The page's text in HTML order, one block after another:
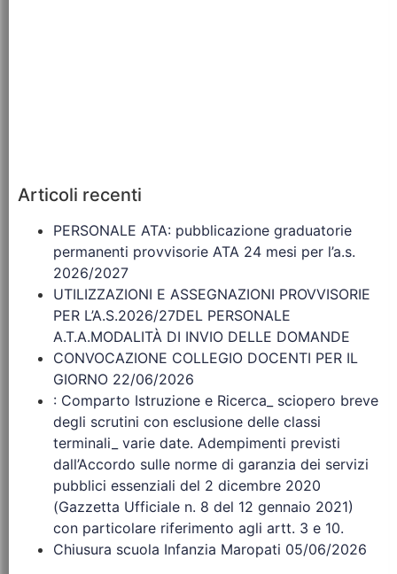
Articoli recenti
PERSONALE ATA: pubblicazione graduatorie
permanenti provvisorie ATA 24 mesi per l’a.s.
2026/2027
UTILIZZAZIONI E ASSEGNAZIONI PROVVISORIE
PER L’A.S.2026/27DEL PERSONALE
A.T.A.MODALITÀ DI INVIO DELLE DOMANDE
CONVOCAZIONE COLLEGIO DOCENTI PER IL
GIORNO 22/06/2026
: Comparto Istruzione e Ricerca_ sciopero breve
degli scrutini con esclusione delle classi
terminali_ varie date. Adempimenti previsti
dall’Accordo sulle norme di garanzia dei servizi
pubblici essenziali del 2 dicembre 2020
(Gazzetta Ufficiale n. 8 del 12 gennaio 2021)
con particolare riferimento agli artt. 3 e 10.
Chiusura scuola Infanzia Maropati 05/06/2026